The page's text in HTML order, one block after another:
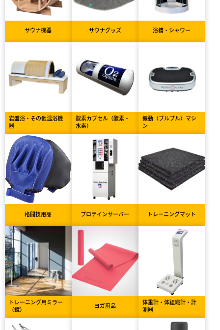
サウナ機器 サウナグッズ 浴槽・シャワー
岩盤浴・その他温浴機
器
酸素カプセル（酸素・
水素）
振動（ブルブル）マシ
ン
格闘技用品 プロテインサーバー トレーニングマット
トレーニング用ミラー
（鏡）
ヨガ用品
体重計・体組織計・計
測器